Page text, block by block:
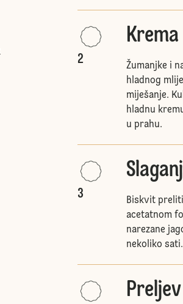
2
Krema
Žumanjke i
hladnog
miješanje.
hladnu
u prahu.
3
Biskvit
acetatnom
narezane
nekoliko sati.
Preljev